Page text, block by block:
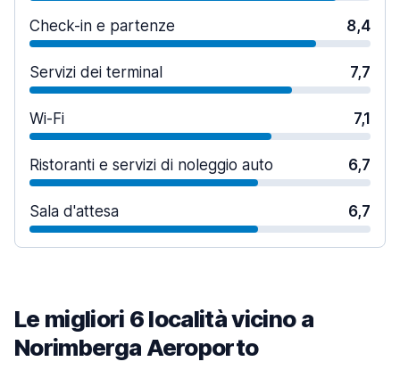
Check-in e partenze 8,4
Servizi dei terminal 7,7
Wi-Fi 7,1
Ristoranti e servizi di noleggio auto 6,7
Sala d'attesa 6,7
Le migliori 6 località vicino a
Norimberga Aeroporto